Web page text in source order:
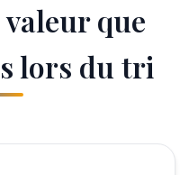
valeur que
lors du tri